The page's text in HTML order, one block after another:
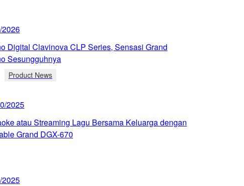
2026
Digital Clavinova CLP Series, Sensasi Grand
Sesungguhnya
Product News
2025
atau Streaming Lagu Bersama Keluarga dengan
Grand DGX-670
2025